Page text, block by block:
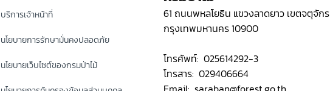
บริการเจ้าหน้าที่
นโยบายการรักษามั่นคงปลอดภัย
นโยบายเว็บไซต์ของกรมป่าไม้
61 ถนนพหลโยธิน แขวงลาดยาว เขตจตุจักร
กรุงเทพมหานคร 10900
โทรศัพท์: 025614292-3
โทรสาร: 029406664